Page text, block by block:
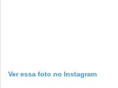
Ver essa foto no Instagram